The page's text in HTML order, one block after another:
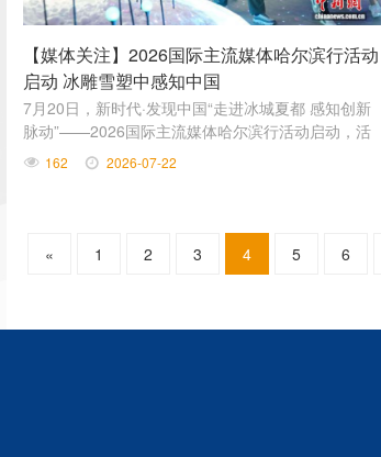
【媒体关注】2026国际主流媒体哈尔滨行活动
启动 冰雕雪塑中感知中国
7月20日，新时代·发现中国“走进冰城夏都 感知创新
脉动”——2026国际主流媒体哈尔滨行活动启动，活
动首日，国际主流媒体记者和国外网红博主走进哈尔
滨冰雪大世界梦幻冰雪馆，参观冰雕雪塑，同时亲手
162 2026-07-22
« 1 2 3 4 5 6